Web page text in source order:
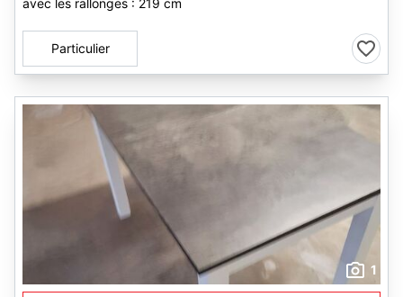
avec les rallonges : 219 cm
Particulier
1